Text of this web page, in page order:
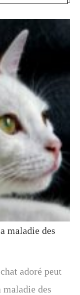
maladie des
adoré peut
des